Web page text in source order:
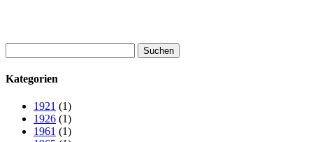
nach:
Kategorien
1921 (1)
1926 (1)
1961 (1)